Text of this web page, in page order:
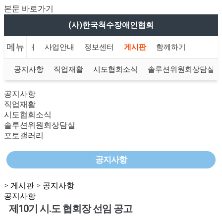
본문 바로가기
(사)한국척수장애인협회
메뉴
협회안내 사업안내 정보센터 게시판 함께하기
공지사항 직업재활 시도협회소식 솔루션위원회상담실
공지사항
직업재활
시도협회소식
솔루션위원회상담실
포토갤러리
공지사항
> 게시판 > 공지사항
공지사항
제10기 시․도 협회장 선임 공고